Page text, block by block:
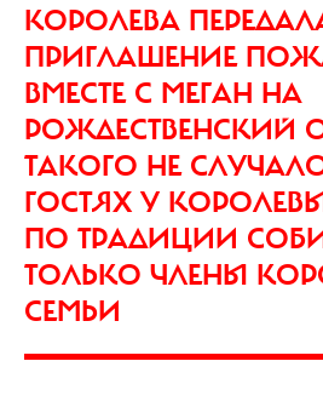
КОРОЛЕВА
ПРИГЛАШЕНИЕ
ВМЕСТЕ С МЕГАН НА
РОЖДЕСТВЕНСКИЙ
ТАКОГО НЕ
ГОСТЯХ У
ПО ТРАДИЦИИ
ТОЛЬКО ЧЛЕНЫ
СЕМЬИ